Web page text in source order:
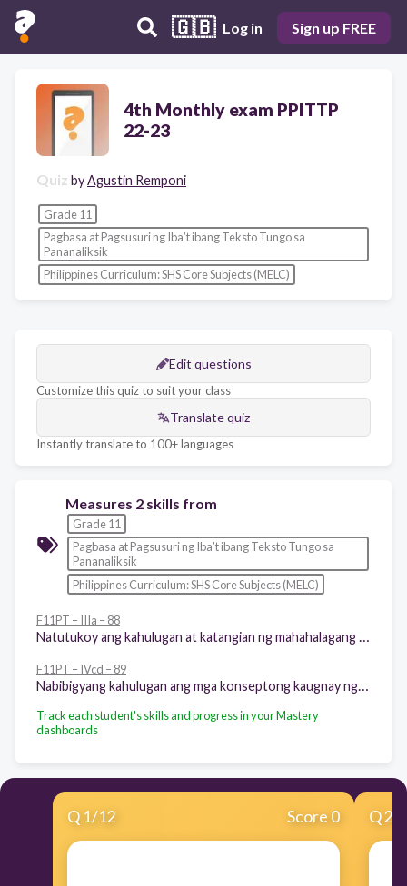
🇬🇧 Log in Sign up FREE
4th Monthly exam PPITTP
22-23
Quiz byAgustin Remponi
Grade 11
Pagbasa at Pagsusuri ng Iba’t ibang Teksto Tungo sa
Pananaliksik
Philippines Curriculum: SHS Core Subjects (MELC)
Edit questions
Customize this quiz to suit your class
Translate quiz
Instantly translate to 100+ languages
Measures 2 skills from
Grade 11
Pagbasa at Pagsusuri ng Iba’t ibang Teksto Tungo sa
Pananaliksik
Philippines Curriculum: SHS Core Subjects (MELC)
F11PT – IIIa – 88
Natutukoy ang kahulugan at katangian ng mahahalagang salitang ginamit ng iba’t ibang uri ng tekstong binasa
F11PT – IVcd – 89
Nabibigyang kahulugan ang mga konseptong kaugnay ng pananaliksik (Halimbawa: balangkas konseptwal, balangkas teoretikal, datos empirikal, atbp.)
Track each student's skills and progress in your Mastery
dashboards
Q 1/12 Score 0 Q2